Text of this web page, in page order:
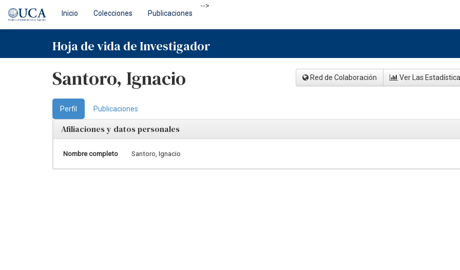
navigation
Inicio Colecciones Publicaciones
-->
Hoja de vida de Investigador
Santoro, Ignacio Red de Colaboración Ver Las
Perfil Publicaciones
Afiliaciones y datos personales
Nombre completo Santoro, Ignacio